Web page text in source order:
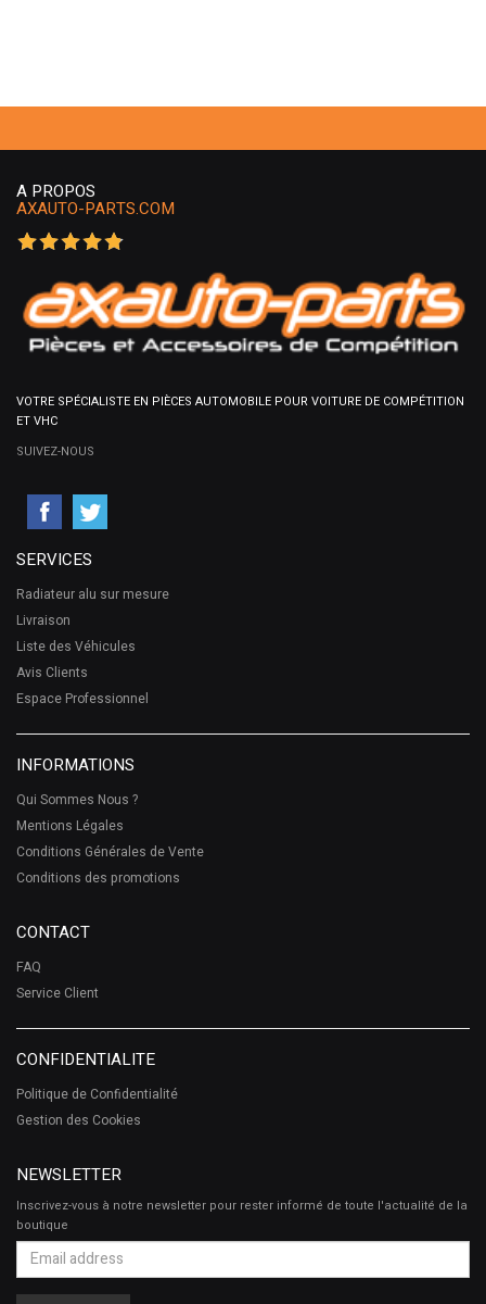
A PROPOS
AXAUTO-PARTS.COM
VOTRE SPÉCIALISTE EN PIÈCES AUTOMOBILE POUR VOITURE DE COMPÉTITION
ET VHC
SUIVEZ-NOUS
SERVICES
Radiateur alu sur mesure
Livraison
Liste des Véhicules
Avis Clients
Espace Professionnel
INFORMATIONS
Qui Sommes Nous ?
Mentions Légales
Conditions Générales de Vente
Conditions des promotions
CONTACT
FAQ
Service Client
CONFIDENTIALITE
Politique de Confidentialité
Gestion des Cookies
NEWSLETTER
Inscrivez-vous à notre newsletter pour rester informé de toute l'actualité de la
boutique